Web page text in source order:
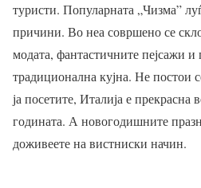
туристи. Популарната „Чизма”
причини. Во неа совршено се
модата, фантастичните пејсажи и
традиционална кујна. Не постои
ја посетите, Италија е прекрасна
годината. А новогодишните
доживеете на вистниски начин.